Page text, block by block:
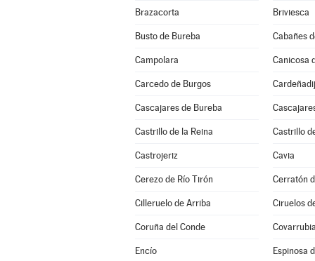
Brazacorta Briviesca
Busto de Bureba Cabañes
Campolara Canicosa
Carcedo de Burgos
Cascajares de Bureba
Castrillo de la Reina Castrillo
Castrojeriz Cavia
Cerezo de Río Tirón Cerratón
Cilleruelo de Arriba Ciruelos
Coruña del Conde
Encío Espinosa